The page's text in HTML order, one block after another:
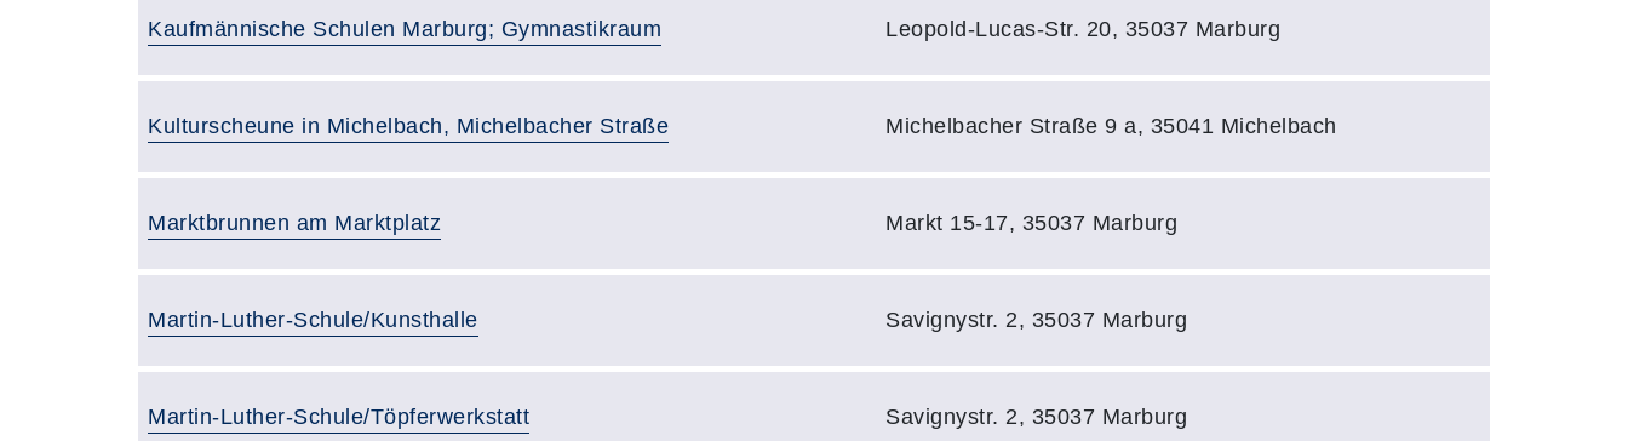
Raumbezeichnung:
Kaufmännische Schulen Marburg; Gymnastikraum Adresse:
Leopold-Lucas-Str. 20, 35037 Marburg
Raumbezeichnung:
Kulturscheune in Michelbach, Michelbacher Straße Adresse:
Michelbacher Straße 9 a, 35041 Michelbach
Raumbezeichnung:
Marktbrunnen am Marktplatz Adresse:
Markt 15-17, 35037 Marburg
Raumbezeichnung:
Martin-Luther-Schule/Kunsthalle Adresse:
Savignystr. 2, 35037 Marburg
Raumbezeichnung:
Martin-Luther-Schule/Töpferwerkstatt Adresse:
Savignystr. 2, 35037 Marburg